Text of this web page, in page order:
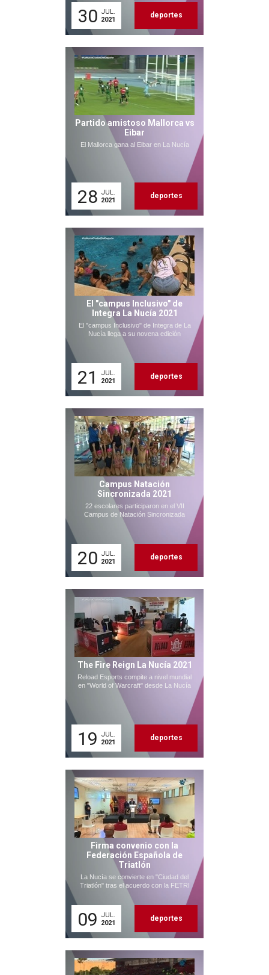
30 JUL.
2021
deportes
Partido amistoso Mallorca vs
Eibar
El Mallorca gana al Eibar en La Nucía
28 JUL.
2021
deportes
El "campus Inclusivo" de
Integra La Nucía 2021
El "campus Inclusivo" de Integra de La
Nucía llega a su novena edición
21
JUL.
2021
deportes
Campus Natación
Sincronizada 2021
22 escolares participaron en el VII
Campus de Natación Sincronizada
20 JUL.
2021
deportes
The Fire Reign La Nucía 2021
Reload Esports compite a nivel mundial
en "World of Warcraft" desde La Nucía
19
JUL.
2021
deportes
Firma convenio con la
Federación Española de
Triatlón
La Nucía se convierte en "Ciudad del
Triatlón" tras el acuerdo con la FETRI
09
JUL.
2021
deportes